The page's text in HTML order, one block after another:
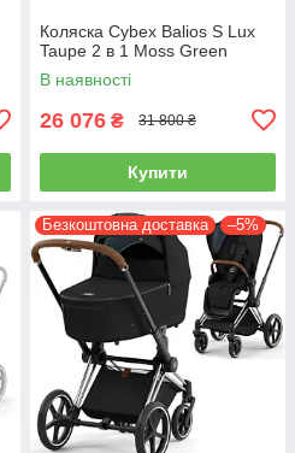
Коляска Cybex Balios S Lux
Taupe 2 в 1 Moss Green
В наявності
26 076 ₴ 31 800 ₴
Купити
Безкоштовна доставка –5%